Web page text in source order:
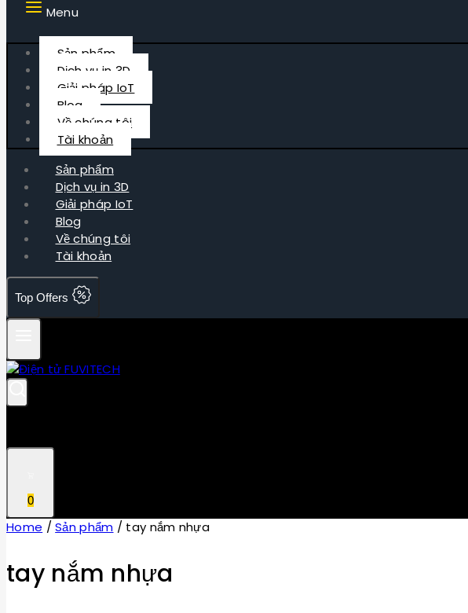
Menu
Sản phẩm
Dịch vụ in 3D
Giải pháp IoT
Blog
Về chúng tôi
Tài khoản
Sản phẩm
Dịch vụ in 3D
Giải pháp IoT
Blog
Về chúng tôi
Tài khoản
Top Offers
0
Home / Sản phẩm / tay nắm nhựa
tay nắm nhựa